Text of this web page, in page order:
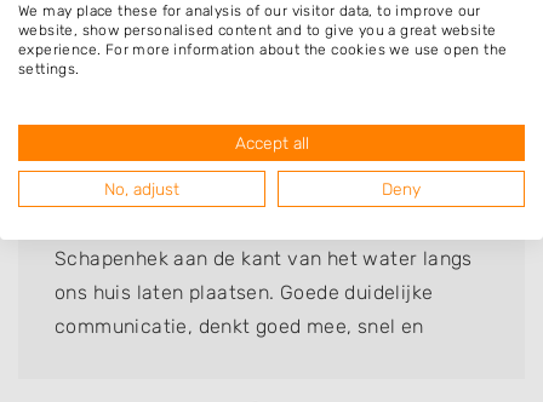
Deze mensen gingen u voor
Maarten Mostert
Bedrijf: Hoveniersbedrijf R. Vellekoop
Schapenhek aan de kant van het water langs
ons huis laten plaatsen. Goede duidelijke
communicatie, denkt goed mee, snel en
We may place these for analysis of our visitor data, to improve our
website, show personalised content and to give you a great website
experience. For more information about the cookies we use open the
settings.
Accept all
No, adjust Deny